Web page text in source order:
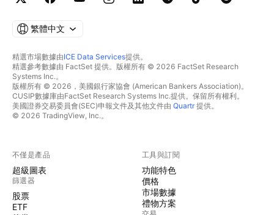
繁體中文
精選市場數據由ICE Data Services提供。
精選參考數據由 FactSet 提供。版權所有 © 2026 FactSet Research
Systems Inc.。
版權所有 © 2026，美國銀行家協會 (American Bankers Association)。
CUSIP數據庫由FactSet Research Systems Inc.提供。保留所有權利。
美國證券交易委員會(SEC)申報文件及其他文件由 Quartr提供。
© 2026 TradingView, Inc.。
不僅是產品
超級圖表
篩選器
股票
ETF
工具與訂閱
功能特色
價格
市場數據
禮物方案